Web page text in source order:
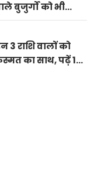
बुजुर्गों को भी
मनोहर लाल का
3 राशि वालों को
का साथ, पढ़ें 12